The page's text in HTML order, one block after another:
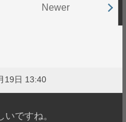
Newer
19日 13:40
ですね。